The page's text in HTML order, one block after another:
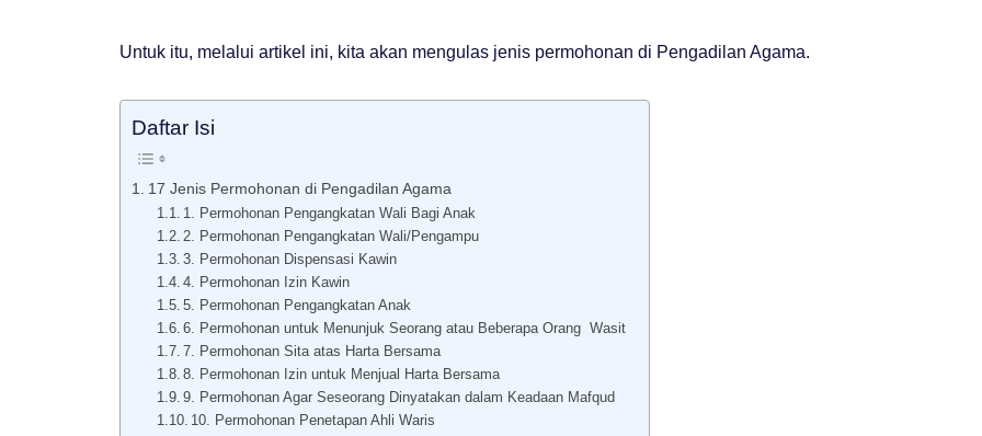
Untuk itu, melalui artikel ini, kita akan mengulas jenis permohonan di Pengadilan Agama.
Daftar Isi
17 Jenis Permohonan di Pengadilan Agama
1. Permohonan Pengangkatan Wali Bagi Anak
2. Permohonan Pengangkatan Wali/Pengampu
3. Permohonan Dispensasi Kawin
4. Permohonan Izin Kawin
5. Permohonan Pengangkatan Anak
6. Permohonan untuk Menunjuk Seorang atau Beberapa Orang Wasit
7. Permohonan Sita atas Harta Bersama
8. Permohonan Izin untuk Menjual Harta Bersama
9. Permohonan Agar Seseorang Dinyatakan dalam Keadaan Mafqud
10. Permohonan Penetapan Ahli Waris